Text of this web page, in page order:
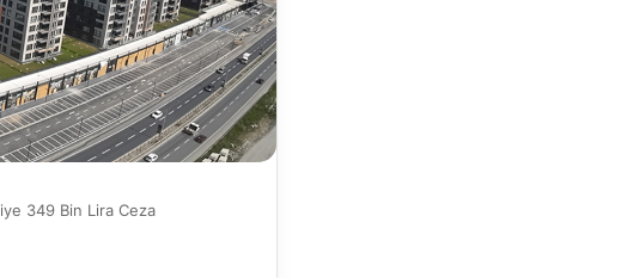
349 Bin Lira Ceza